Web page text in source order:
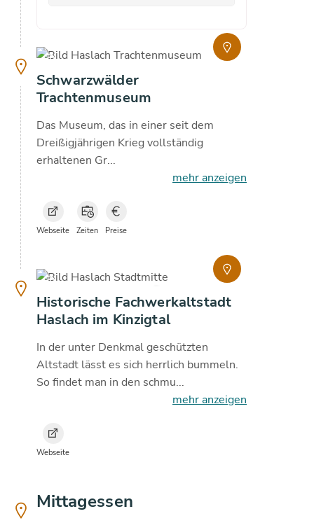
copyright
Schwarzwälder
Trachtenmuseum
Das Museum, das in einer seit dem
Dreißigjährigen Krieg vollständig
erhaltenen Gr...
mehr anzeigen
Webseite Zeiten Preise
copyright
20.5°C
Historische Fachwerkaltstadt
Haslach im Kinzigtal
In der unter Denkmal geschützten
Altstadt lässt es sich herrlich bummeln.
So findet man in den schmu...
mehr anzeigen
Webseite
Mittagessen